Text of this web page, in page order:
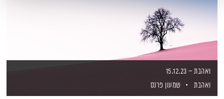
ואהבת – 15.12.23
ואהבת
שמעון פרנס